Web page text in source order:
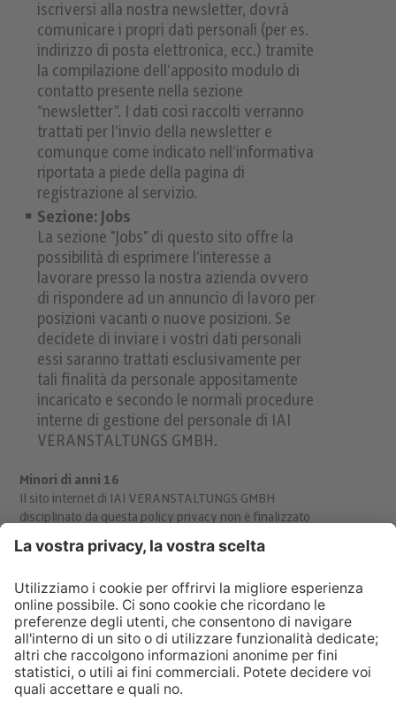
iscriversi alla nostra newsletter, dovrà
comunicare i propri dati personali (per es.
indirizzo di posta elettronica, ecc.) tramite
la compilazione dell’apposito modulo di
contatto presente nella sezione
“newsletter”. I dati così raccolti verranno
trattati per l’invio della newsletter e
comunque come indicato nell’informativa
riportata a piede della pagina di
registrazione al servizio.
Sezione: Jobs
La sezione "Jobs" di questo sito offre la
possibilità di esprimere l’interesse a
lavorare presso la nostra azienda ovvero
di rispondere ad un annuncio di lavoro per
posizioni vacanti o nuove posizioni. Se
decidete di inviare i vostri dati personali
essi saranno trattati esclusivamente per
tali finalità da personale appositamente
incaricato e secondo le normali procedure
interne di gestione del personale di IAI
VERANSTALTUNGS GMBH.
Minori di anni 16
Il sito internet di IAI VERANSTALTUNGS GMBH
disciplinato da questa policy privacy non è finalizzato
all’utilizzo da parte di minori di anni 16. Comprendiamo
l’importanza di proteggere le informazioni destinate ai
non raccogliamo né manteniamo deliberatamente dati
personali riferiti a minori.
LETTERE DA GESÙ BAMBINO?